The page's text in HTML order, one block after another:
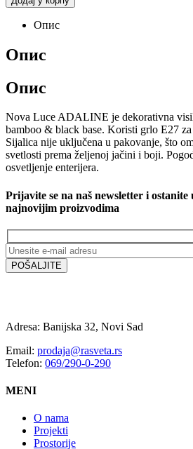
Опис
Опис
Опис
Nova Luce ADALINE je dekorativna
bamboo & black base. Koristi grlo E27
Sijalica nije uključena u pakovanje, što
svetlosti prema željenoj jačini i boji.
osvetljenje enterijera.
Prijavite se na naš newsletter i
najnovijim proizvodima
Adresa: Banijska 32, Novi Sad
Email: prodaja@rasveta.rs
Telefon: 069/290-0-290
MENI
O nama
Projekti
Prostorije